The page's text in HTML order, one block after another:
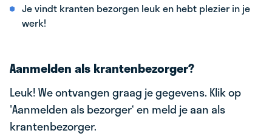
Je vindt kranten bezorgen leuk en hebt plezier in je
werk!
Aanmelden als krantenbezorger?
Leuk! We ontvangen graag je gegevens. Klik op
'Aanmelden als bezorger‘ en meld je aan als
krantenbezorger.